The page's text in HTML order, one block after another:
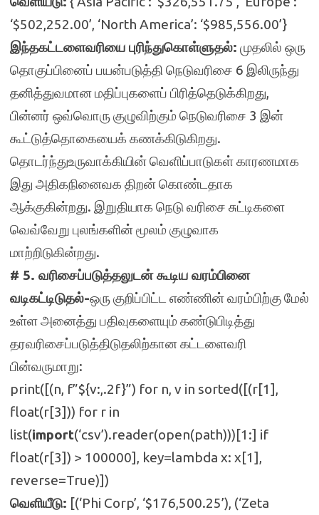
‘$502,252.00’, ‘North America’: ‘$985,556.00’}
இந்தகட்டளைவரியை புரிந்துகொள்ளுதல்: முதலில் ஒரு
தொகுப்பினைப் பயன்படுத்தி நெடுவரிசை 6 இலிருந்து
தனித்துவமான மதிப்புகளைப் பிரித்தெடுக்கிறது,
பின்னர் ஒவ்வொரு குழுவிற்கும் நெடுவரிசை 3 இன்
கூட்டுத்தொகையைக் கணக்கிடுகிறது.
தொடர்ந்துஉருவாக்கியின் வெளிப்பாடுகள் காரணமாக
இது அதிகநினைவக திறன் கொண்டதாக
ஆக்குகின்றது. இறுதியாக நெடு வரிசை சுட்டிகளை
வெவ்வேறு புலங்களின் மூலம் குழுவாக
மாற்றிடுகின்றது.
# 5. வரிசைப்படுத்தலுடன் கூடிய வரம்பினை
வடிகட்டிடுதல்-ஒரு குறிப்பிட்ட எண்ணின் வரம்பிற்கு மேல்
உள்ள அனைத்து பதிவுகளையும் கண்டுபிடித்து
தரவரிசைப்படுத்திடுதலிற்கான கட்டளைவரி
பின்வருமாறு:
print([(n, f”${v:,.2f}”) for n, v in sorted([(r[1],
float(r[3])) for r in
list(import(‘csv’).reader(open(path)))[1:] if
float(r[3]) > 100000], key=lambda x: x[1],
reverse=True)])
வெளியீடு: [(‘Phi Corp’, ‘$176,500.25’), (‘Zeta